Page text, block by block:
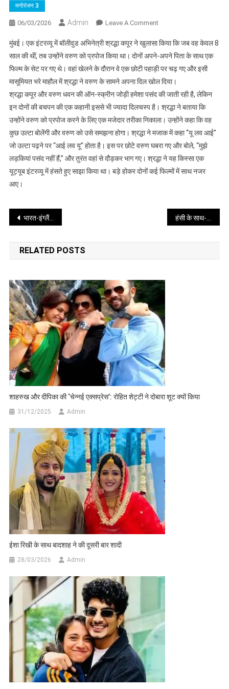
मनोरंजन 3
06/03/2026 Admin Leave A CommentOn
और
वरुण
के
बचपन
की
कहानी
है
दिलचस्प
मुंबई। एक इंटरव्यू में बॉलीवुड अभिनेत्री श्रद्धा कपूर ने खुलासा किया कि जब वह केवल 8
साल की थीं, तब उन्होंने वरुण को प्रपोज किया था। दोनों अपने-अपने पिता के साथ एक
फिल्म के सेट पर गए थे। वहां खेलने के दौरान वे एक छोटी पहाड़ी पर चढ़ गए और इसी
मासूमियत भरे माहौल में श्रद्धा ने वरुण के सामने अपना दिल खोल दिया।
श्रद्धा कपूर और वरुण धवन की ऑन-स्क्रीन जोड़ी हमेशा पसंद की जाती रही है, लेकिन
इन दोनों की बचपन की एक कहानी इससे भी ज्यादा दिलचस्प है। श्रद्धा ने बताया कि
उन्होंने वरुण को प्रपोज करने के लिए एक मजेदार तरीका निकाला। उन्होंने कहा कि वह
कुछ उल्टा बोलेंगी और वरुण को उसे समझना होगा। श्रद्धा ने मजाक में कहा “यू लव आई”
जो उल्टा पढ़ने पर “आई लव यू” होता है। इस पर छोटे वरुण घबरा गए और बोले, “मुझे
लड़कियां पसंद नहीं हैं,” और तुरंत वहां से दौड़कर भाग गए। श्रद्धा ने यह किस्सा एक
यूट्यूब इंटरव्यू में हंसते हुए साझा किया था। बड़े होकर दोनों कई फिल्मों में साथ नजर
आए।
Post
navigation
भारत-इंग्लैंड मैच में धोनी रहे आकर्षण का केन्द्र
RELATED POSTS
शाहरुख और दीपिका की ‘चेन्नई एक्सप्रेस’: रोहित शेट्टी ने दोबारा शूट क्यों किया
31/12/2025 Admin
ईशा रिखी के साथ बादशाह ने की दूसरी बार शादी
28/03/2026 Admin